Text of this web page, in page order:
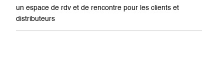
un espace de rdv et de rencontre pour les clients et
distributeurs